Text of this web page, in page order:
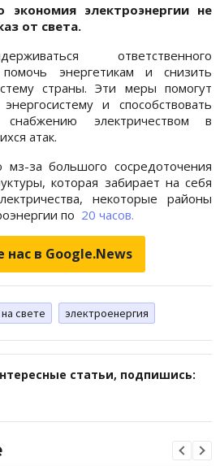
электроэнергии не
от света.
ответственного
энергетикам и снизить
страны. Эти меры помогут
и способствовать
электричеством в
атак.
за большого сосредоточения
которая забирает на себя
некоторые районы
по 20 часов.
нас в Google.News
свете электроенергия
статьи, подпишись: